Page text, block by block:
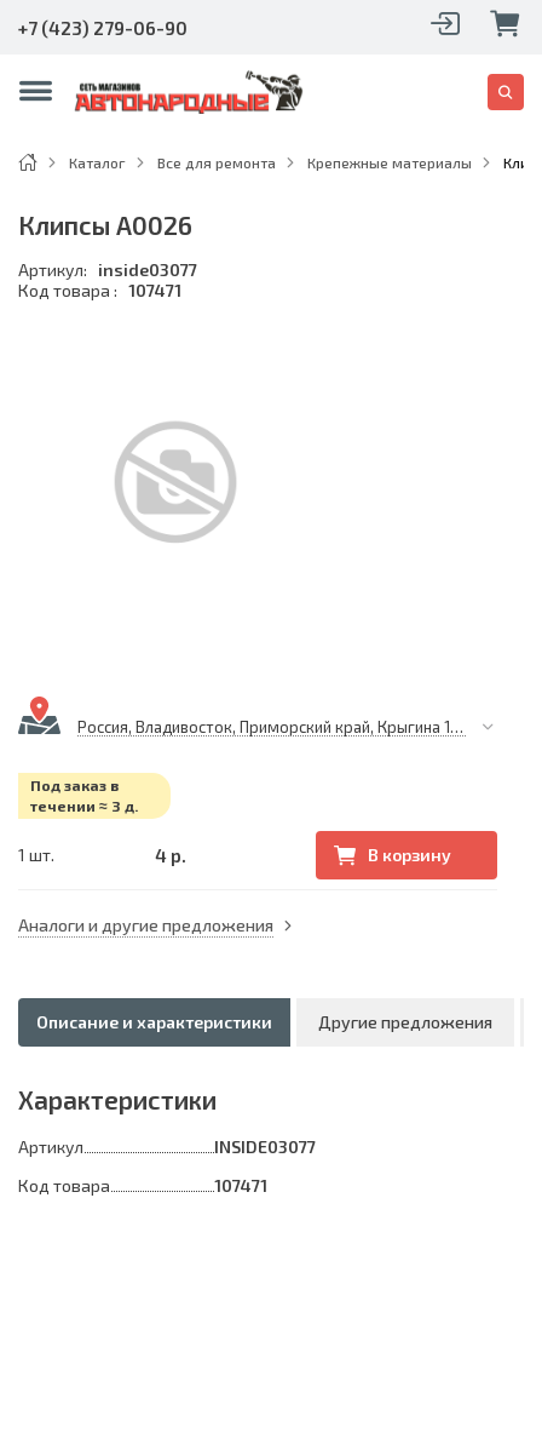
+7 (423) 279-06-90
Каталог Все для ремонта Крепежные материалы
Клипсы A0026
Артикул:
inside03077
Код товара : 107471
Россия, Владивосток, Приморский край, Крыгина 105
Под заказ в
течении ≈ 3 д.
1 шт. 4 р. В корзину
Аналоги и другие предложения
Описание и характеристики Другие предложения
Характеристики
Артикул
INSIDE03077
Код товара
107471